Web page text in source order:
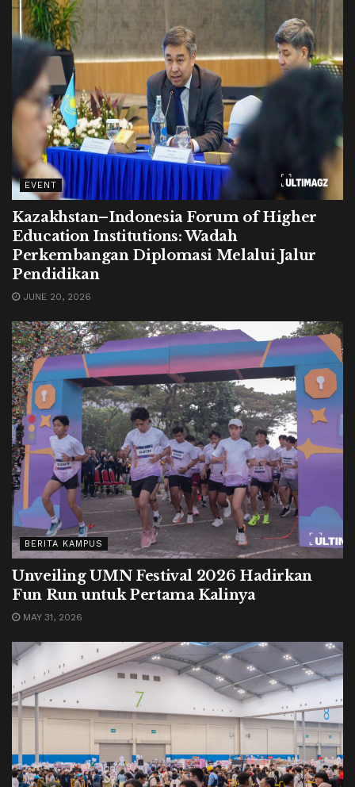
EVENT
Kazakhstan–Indonesia Forum of Higher
Education Institutions: Wadah
Perkembangan Diplomasi Melalui Jalur
Pendidikan
JUNE 20, 2026
BERITA KAMPUS
Unveiling UMN Festival 2026 Hadirkan
Fun Run untuk Pertama Kalinya
MAY 31, 2026